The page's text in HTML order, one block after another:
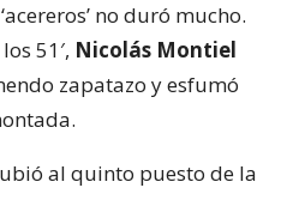
no duró mucho.
51′, Nicolás Montiel
zapatazo y esfumó
al quinto puesto de la